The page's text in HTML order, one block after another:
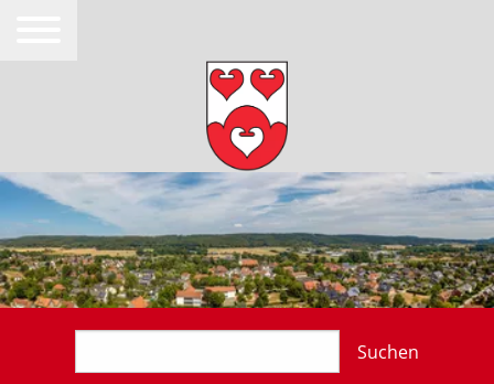
Suchen